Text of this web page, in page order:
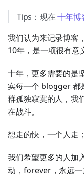
Tips：现在 十年博
我们认为来记录博客
10年，是一项很有意
十年，更多需要的是
实每一个 blogger 都
群孤独寂寞的人，我
在战斗。
想走的快，一个人走
我们希望更多的人加
动，forever，永远一